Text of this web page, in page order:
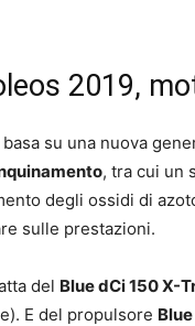
2019,
su una nuova
, tra cui un
degli ossidi di
sulle prestazioni.
del Blue dCi 150 X-
E del propulsore